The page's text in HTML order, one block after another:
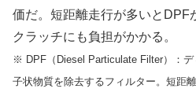
価だ。短距離走行が多いとDPF
クラッチにも負担がかかる。
※ DPF（Diesel Particulate Filter）：
子状物質を除去するフィルター。短距